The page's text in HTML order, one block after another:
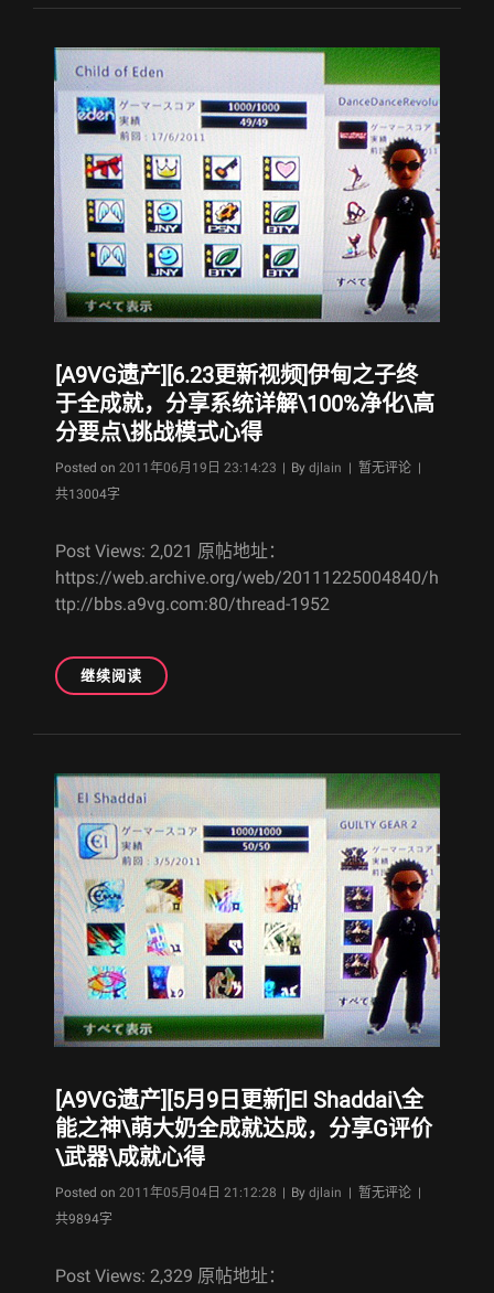
新]
支
持
新
区……
太
鼓
DX
ま
た
さ
い
ま
2000(鬼)
个
人
炒
+120
万
奋
[A9VG遗产][6.23更新视频]伊甸之子终
于全成就，分享系统详解\100%净化\高
分要点\挑战模式心得
Posted on 2011年06月19日 23:14:23 | By Byline
djlain | 暂无评论 |
共13004字
Post Views: 2,021 原帖地址：
https://web.archive.org/web/20111225004840/h
ttp://bbs.a9vg.com:80/thread-1952
继续阅读[A9VG
遗
新
视
频]
伊
甸
之
子
终
于
全
成
就，
享
系
统
详
解
\高
[A9VG遗产][5月9日更新]El Shaddai\全
能之神\萌大奶全成就达成，分享G评价
\武器\成就心得
Posted on 2011年05月04日 21:12:28 | By Byline
djlain | 暂无评论 |
共9894字
Post Views: 2,329 原帖地址：